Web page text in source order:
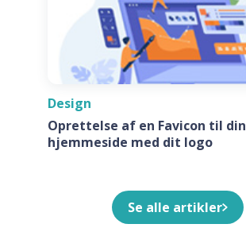
Design
Oprettelse af en Favicon til din
hjemmeside med dit logo
Se alle artikler